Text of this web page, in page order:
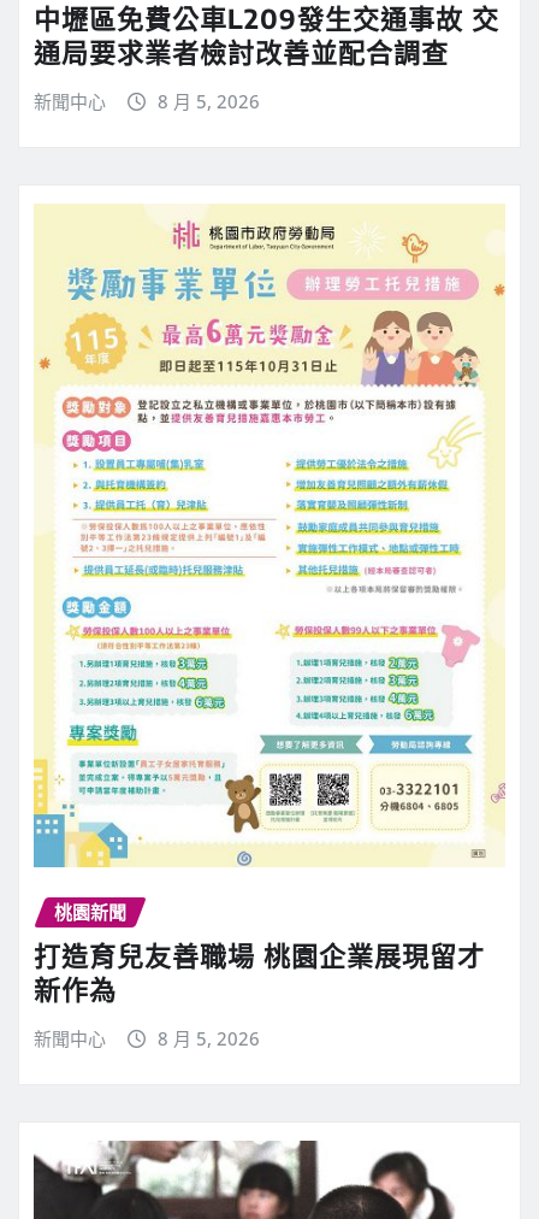
中壢區免費公車L209發生交通事故 交
通局要求業者檢討改善並配合調查
新聞中心 8 月 5, 2026
桃園新聞
打造育兒友善職場 桃園企業展現留才
新作為
新聞中心 8 月 5, 2026